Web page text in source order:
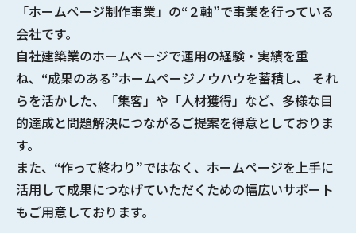
「ホームページ制作事業」の“２軸”で事業を行っている
会社です。
自社建築業のホームページで運用の経験・実績を重
ね、 “成果のある”ホームページノウハウを蓄積し、 それ
らを活かした、「集客」や「人材獲得」など、多様な目
的達成と問題解決につながるご提案を得意としておりま
す。
また、“作って終わり”ではなく、ホームページを上手に
活用して成果につなげていただくための幅広いサポート
もご用意しております。